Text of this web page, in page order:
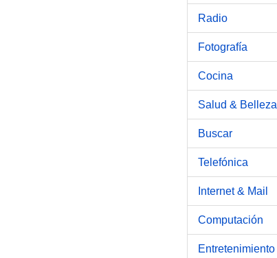
Radio
Fotografía
Cocina
Salud & Belleza
Buscar
Telefónica
Internet & Mail
Computación
Entretenimiento